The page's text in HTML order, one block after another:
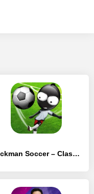
Stickman Soccer – Classic